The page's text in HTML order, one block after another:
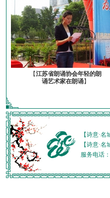
【江苏省朗诵协会年轻的朗
诵艺术家在朗诵】
【诗意·
【诗意·
服务电话